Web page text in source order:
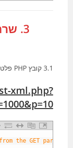
3.1 קובץ PHP פלט בפורמט XML
xml.php?
the GET